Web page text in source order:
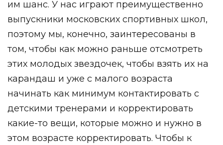
им шанс. У нас играют преимущественно
выпускники московских спортивных школ,
поэтому мы, конечно, заинтересованы в
том, чтобы как можно раньше отсмотреть
этих молодых звездочек, чтобы взять их на
карандаш и уже с малого возраста
начинать как минимум контактировать с
детскими тренерами и корректировать
какие-то вещи, которые можно и нужно в
этом возрасте корректировать. Чтобы к